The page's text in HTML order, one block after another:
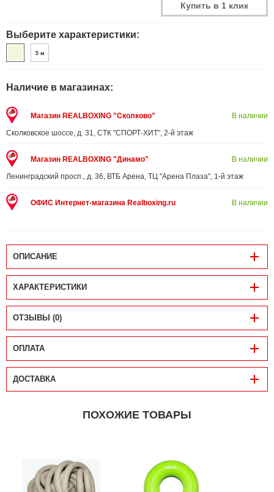
Купить в 1 клик
Выберите характеристики:
5 м
Наличие в магазинах:
Магазин REALBOXING "Сколково"
Сколковское шоссе, д. 31, СТК "СПОРТ-ХИТ", 2-й этаж
В наличии
Магазин REALBOXING "Динамо"
Ленинградский просп., д. 36, ВТБ Арена, ТЦ "Арена Плаза", 1-й этаж
В наличии
ОФИС Интернет-магазина Realboxing.ru В наличии
ОПИСАНИЕ
ХАРАКТЕРИСТИКИ
ОТЗЫВЫ (0)
ОПЛАТА
ДОСТАВКА
ПОХОЖИЕ ТОВАРЫ